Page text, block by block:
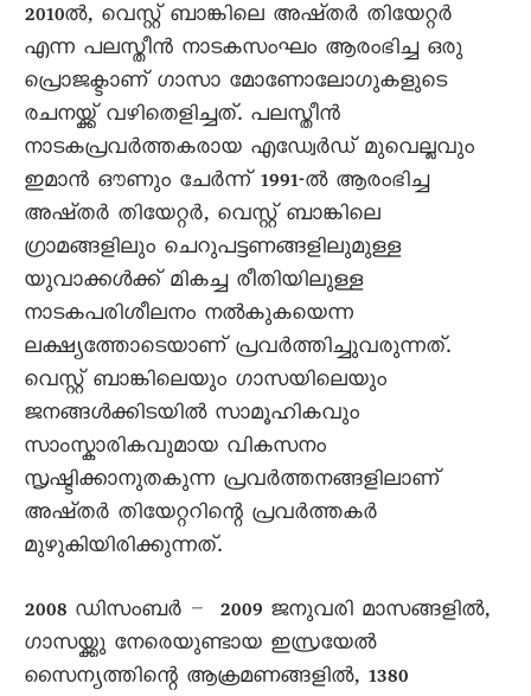
2010ൽ, വെസ്റ്റ് ബാങ്കിലെ അഷ്തർ തിയേറ്റർ
എന്ന പലസ്തീൻ നാടകസംഘം ആരംഭിച്ച ഒരു
പ്രൊജക്ടാണ് ഗാസാ മോണോലോഗുകളുടെ
രചനയ്ക്ക് വഴിതെളിച്ചത്. പലസ്തീൻ
നാടകപ്രവർത്തകരായ എഡ്വേർഡ് മുവെല്ലവും
ഇമാൻ ഔണും ചേർന്ന് 1991-ൽ ആരംഭിച്ച
അഷ്തർ തിയേറ്റർ, വെസ്റ്റ് ബാങ്കിലെ
ഗ്രാമങ്ങളിലും ചെറുപട്ടണങ്ങളിലുമുള്ള
യുവാക്കൾക്ക് മികച്ച രീതിയിലുള്ള
നാടകപരിശീലനം നൽകുകയെന്ന
ലക്ഷ്യത്തോടെയാണ് പ്രവർത്തിച്ചുവരുന്നത്.
വെസ്റ്റ് ബാങ്കിലെയും ഗാസയിലെയും
ജനങ്ങൾക്കിടയിൽ സാമൂഹികവും
സാംസ്കാരികവുമായ വികസനം
സൃഷ്ടിക്കാനുതകുന്ന പ്രവർത്തനങ്ങളിലാണ്
അഷ്തർ തിയേറ്ററിന്റെ പ്രവർത്തകർ
മുഴുകിയിരിക്കുന്നത്.
2008 ഡിസംബർ – 2009 ജനുവരി മാസങ്ങളിൽ,
ഗാസയ്ക്കു നേരെയുണ്ടായ ഇസ്രയേൽ
സൈന്യത്തിന്റെ ആക്രമണങ്ങളിൽ, 1380